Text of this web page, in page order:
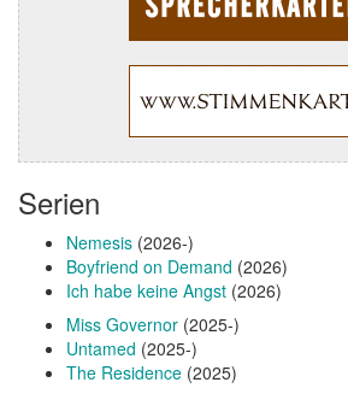
Serien
Nemesis (2026-)
Boyfriend on Demand (2026)
Ich habe keine Angst (2026)
Miss Governor (2025-)
Untamed (2025-)
The Residence (2025)